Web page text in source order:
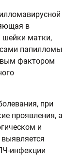
в
шейки матки,
папилломы
фактором
при
проявления, а
и
инфекции